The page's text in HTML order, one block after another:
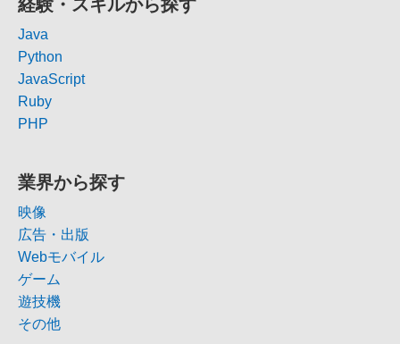
経験・スキルから探す
Java
Python
JavaScript
Ruby
PHP
業界から探す
映像
広告・出版
Webモバイル
ゲーム
遊技機
その他